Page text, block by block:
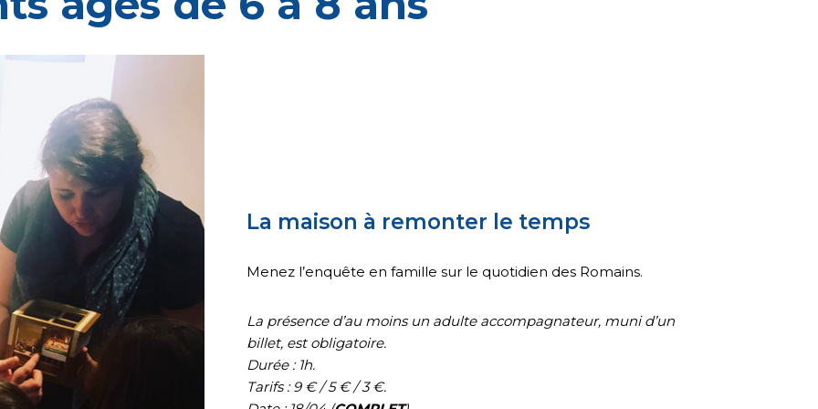
La maison à remonter le temps
Menez l’enquête en famille sur le quotidien des Romains.
La présence d’au moins un adulte accompagnateur, muni d’un
billet, est obligatoire.
Durée : 1h.
Tarifs : 9 € / 5 € / 3 €.